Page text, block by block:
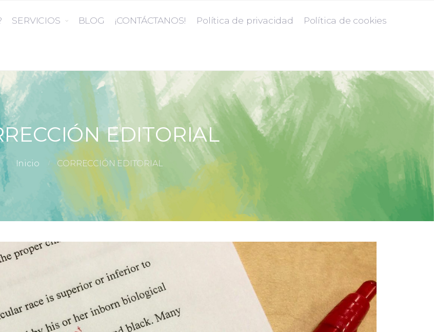
SERVICIOS BLOG ¡CONTÁCTANOS! Política de privacidad Política de cookies
EDITORIAL
Inicio CORRECCIÓN EDITORIAL